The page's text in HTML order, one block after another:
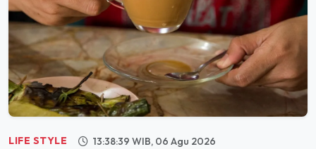
LIFE STYLE 13:38:39 WIB, 06 Agu 2026